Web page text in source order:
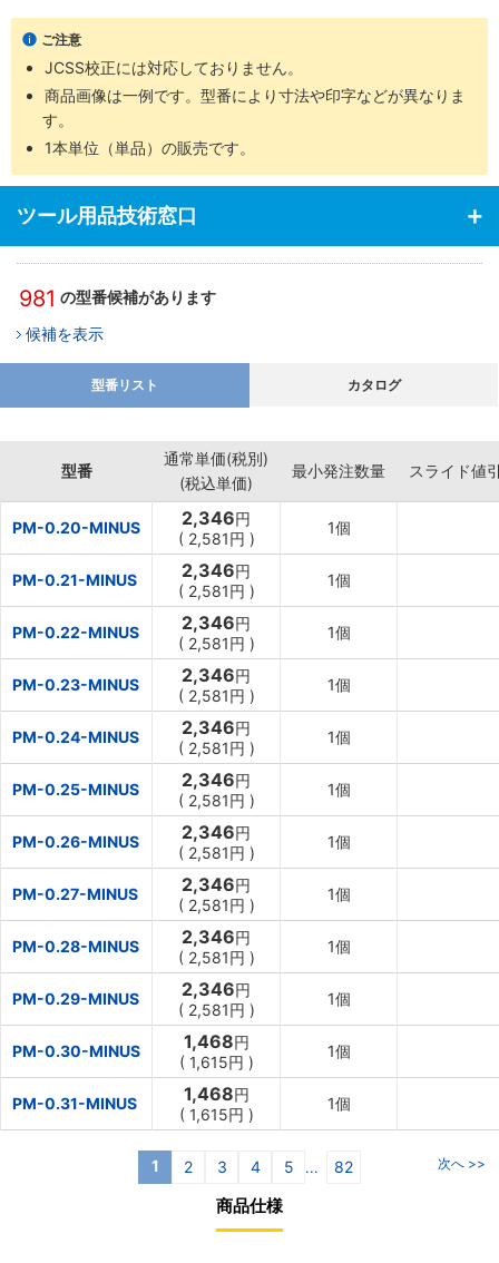
ご注意
JCSS校正には対応しておりません。
商品画像は一例です。型番により寸法や印字などが異なりま
す。
1本単位（単品）の販売です。
ツール用品技術窓口
981 の型番候補があります
候補を表示
型番リスト カタログ
型番
通常単価(税別)
(税込単価)
最小発注数量 スライド値
PM-0.20-MINUS 2,346円
( 2,581円 )
1個
PM-0.21-MINUS 2,346円
( 2,581円 )
1個
PM-0.22-MINUS 2,346円
( 2,581円 )
1個
PM-0.23-MINUS 2,346円
( 2,581円 )
1個
PM-0.24-MINUS 2,346円
( 2,581円 )
1個
PM-0.25-MINUS 2,346円
( 2,581円 )
1個
PM-0.26-MINUS 2,346円
( 2,581円 )
1個
PM-0.27-MINUS 2,346円
( 2,581円 )
1個
PM-0.28-MINUS 2,346円
( 2,581円 )
1個
PM-0.29-MINUS 2,346円
( 2,581円 )
1個
PM-0.30-MINUS 1,468円
( 1,615円 )
1個
PM-0.31-MINUS 1,468円
( 1,615円 )
1個
1 2 3 4 5 ... 82 次へ >>
商品仕様